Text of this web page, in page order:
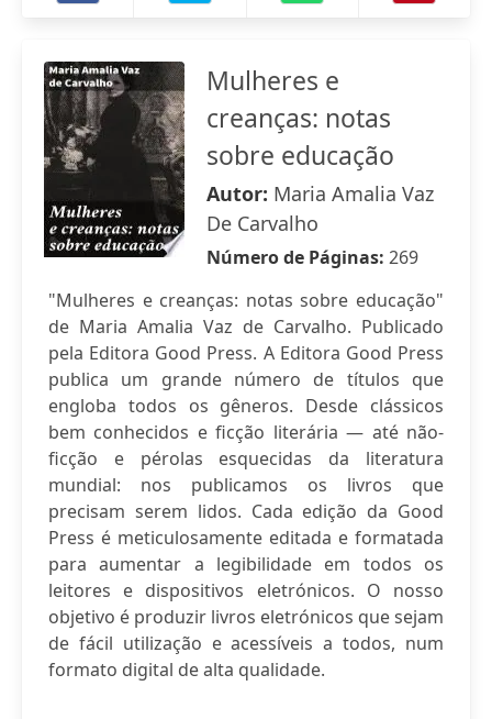
Mulheres e
creanças: notas
sobre educação
Autor: Maria Amalia Vaz
De Carvalho
Número de Páginas: 269
"Mulheres e creanças: notas sobre educação"
de Maria Amalia Vaz de Carvalho. Publicado
pela Editora Good Press. A Editora Good Press
publica um grande número de títulos que
engloba todos os gêneros. Desde clássicos
bem conhecidos e ficção literária — até não-
ficção e pérolas esquecidas da literatura
mundial: nos publicamos os livros que
precisam serem lidos. Cada edição da Good
Press é meticulosamente editada e formatada
para aumentar a legibilidade em todos os
leitores e dispositivos eletrónicos. O nosso
objetivo é produzir livros eletrónicos que sejam
de fácil utilização e acessíveis a todos, num
formato digital de alta qualidade.